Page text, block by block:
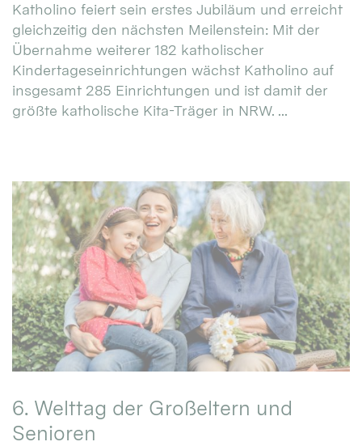
Katholino feiert sein erstes Jubiläum und erreicht
gleichzeitig den nächsten Meilenstein: Mit der
Übernahme weiterer 182 katholischer
Kindertageseinrichtungen wächst Katholino auf
insgesamt 285 Einrichtungen und ist damit der
größte katholische Kita-Träger in NRW. ...
6. Welttag der Großeltern und
Senioren